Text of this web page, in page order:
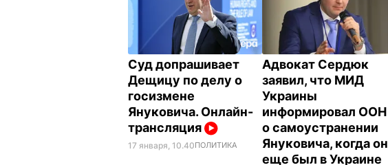
Суд допрашивает
Дещицу по делу о
госизмене
Януковича. Онлайн-
трансляция
17 января, 10.40ПОЛИТИКА
Адвокат Сердюк
заявил, что МИД
Украины
информировал ООН
о самоустранении
Януковича, когда он
еще был в Украине